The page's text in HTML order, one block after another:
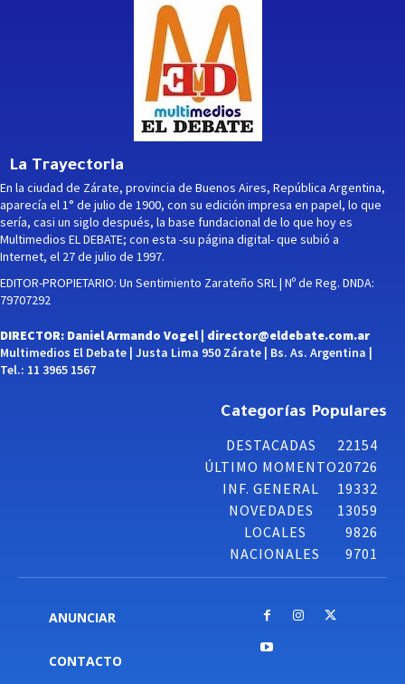
La Trayectoria
En la ciudad de Zárate, provincia de Buenos Aires, República Argentina,
aparecía el 1° de julio de 1900, con su edición impresa en papel, lo que
sería, casi un siglo después, la base fundacional de lo que hoy es
Multimedios EL DEBATE; con esta -su página digital- que subió a
Internet, el 27 de julio de 1997.
EDITOR-PROPIETARIO: Un Sentimiento Zarateño SRL | Nº de Reg. DNDA:
79707292
DIRECTOR: Daniel Armando Vogel | director@eldebate.com.ar
Multimedios El Debate | Justa Lima 950 Zárate | Bs. As. Argentina |
Tel.: 11 3965 1567
Categorías Populares
DESTACADAS
22154
ÚLTIMO MOMENTO20726
INF. GENERAL
19332
NOVEDADES
13059
LOCALES
9826
NACIONALES
9701
ANUNCIAR
CONTACTO